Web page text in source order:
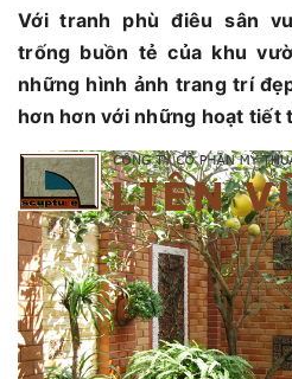
Với tranh phù điêu sân
trống buồn tẻ của khu
những hình ảnh trang trí
hơn hơn với những hoạt tiết